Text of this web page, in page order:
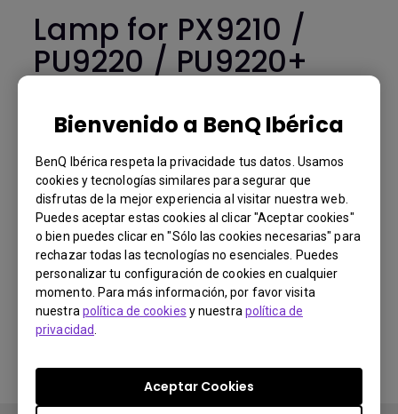
Bienvenido a BenQ Ibérica
BenQ Ibérica respeta la privacidade tus datos. Usamos
cookies y tecnologías similares para segurar que
disfrutas de la mejor experiencia al visitar nuestra web.
Puedes aceptar estas cookies al clicar "Aceptar cookies"
o bien puedes clicar en "Sólo las cookies necesarias" para
rechazar todas las tecnologías no esenciales. Puedes
personalizar tu configuración de cookies en cualquier
momento. Para más información, por favor visita
nuestra política de cookies y nuestra política de
privacidad
Aceptar Cookies
Lamp for PX9210 /
PU9220 / PU9220+
BenQ Part Number: 5J.JDH05.001
€ 676.39
IVA 21% precio estándar, el precio final por país variará según el
porcentaje de IVA.
You Can Also Buy Here
Find Stores